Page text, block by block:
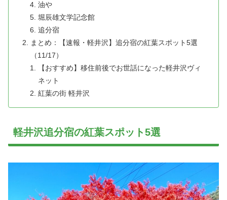
油や
堀辰雄文学記念館
追分宿
まとめ：【速報・軽井沢】追分宿の紅葉スポット5選
（11/17）
【おすすめ】移住前後でお世話になった軽井沢ヴィ
ネット
紅葉の街 軽井沢
軽井沢追分宿の紅葉スポット5選